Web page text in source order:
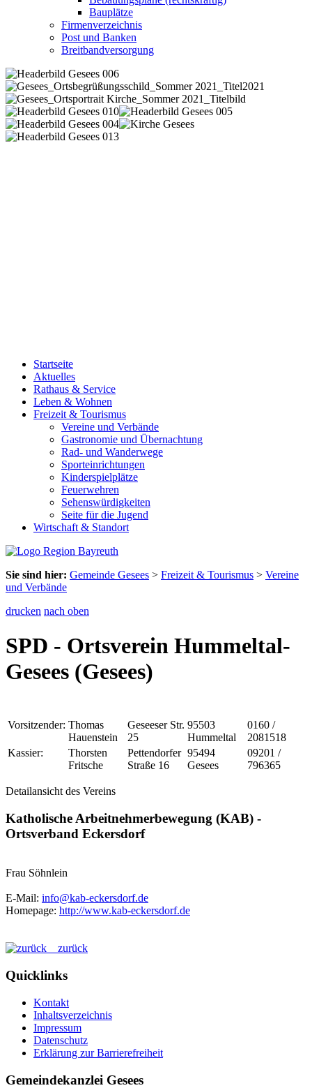
Bauplätze
Firmenverzeichnis
Post und Banken
Breitbandversorgung
Startseite
Aktuelles
Rathaus & Service
Leben & Wohnen
Freizeit & Tourismus
Vereine und Verbände
Gastronomie und Übernachtung
Rad- und Wanderwege
Sporteinrichtungen
Kinderspielplätze
Feuerwehren
Sehenswürdigkeiten
Seite für die Jugend
Wirtschaft & Standort
Sie sind hier: Gemeinde Gesees > Freizeit & Tourismus > Vereine
und Verbände
drucken nach oben
SPD - Ortsverein Hummeltal-
Gesees (Gesees)
Vorsitzender: Thomas
Hauenstein
Geseeser Str.
25
95503
Hummeltal
0160 /
2081518
Kassier:
Thorsten
Fritsche
Pettendorfer
Straße 16
95494
Gesees
09201 /
796365
Detailansicht des Vereins
Katholische Arbeitnehmerbewegung (KAB) -
Ortsverband Eckersdorf
Frau Söhnlein
E-Mail: info@kab-eckersdorf.de
Homepage: http://www.kab-eckersdorf.de
zurück
Quicklinks
Kontakt
Inhaltsverzeichnis
Impressum
Datenschutz
Erklärung zur Barrierefreiheit
Gemeindekanzlei Gesees